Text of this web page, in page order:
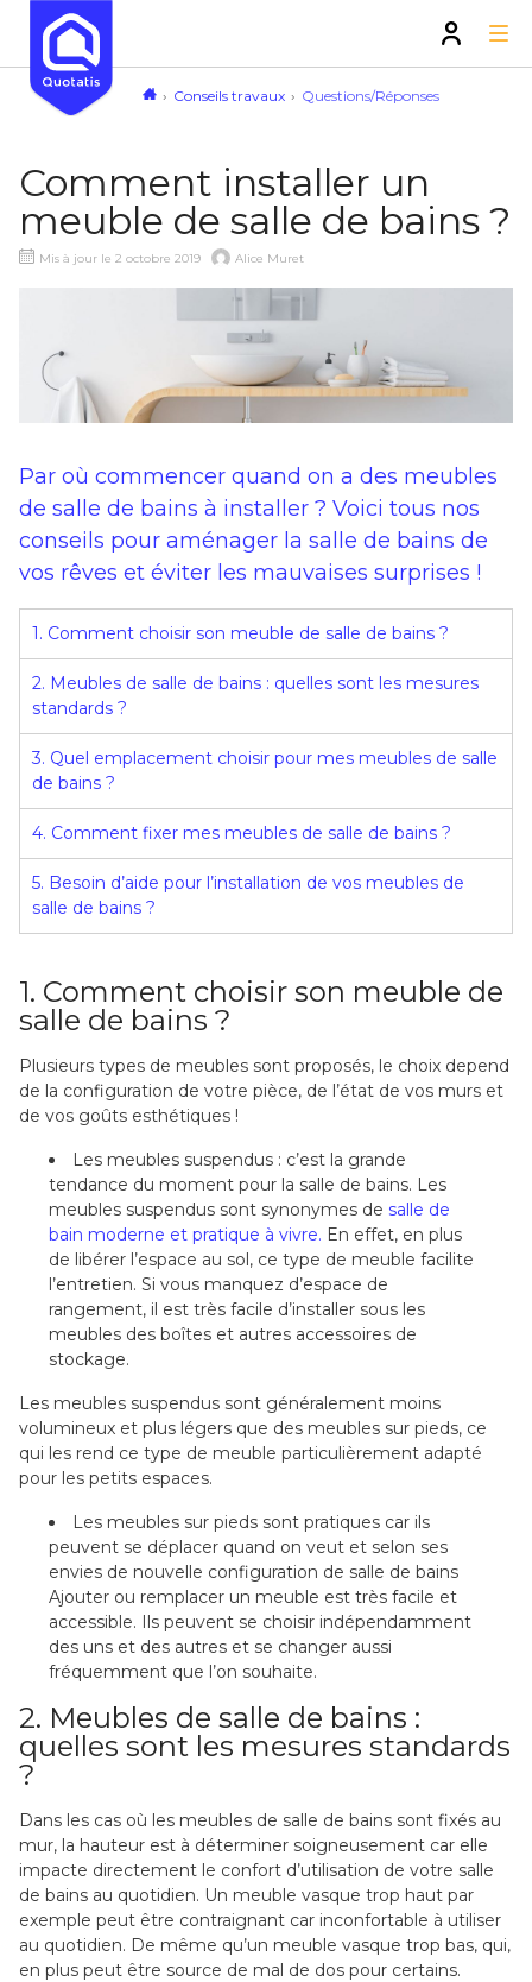
Conseils travaux Questions/Réponses
Comment installer un
meuble de salle de bains ?
Mis à jour le 2 octobre 2019 Alice Muret
Par où commencer quand on a des meubles
de salle de bains à installer ? Voici tous nos
conseils pour aménager la salle de bains de
vos rêves et éviter les mauvaises surprises !
1. Comment choisir son meuble de salle de bains ?
2. Meubles de salle de bains : quelles sont les mesures
standards ?
3. Quel emplacement choisir pour mes meubles de salle
de bains ?
4. Comment fixer mes meubles de salle de bains ?
5. Besoin d’aide pour l’installation de vos meubles de
salle de bains ?
1. Comment choisir son meuble de
salle de bains ?
Plusieurs types de meubles sont proposés, le choix depend
de la configuration de votre pièce, de l’état de vos murs et
de vos goûts esthétiques !
Les meubles suspendus : c’est la grande
tendance du moment pour la salle de bains. Les
meubles suspendus sont synonymes de salle de
bain moderne et pratique à vivre. En effet, en plus
de libérer l’espace au sol, ce type de meuble facilite
l’entretien. Si vous manquez d’espace de
rangement, il est très facile d’installer sous les
meubles des boîtes et autres accessoires de
stockage.
Les meubles suspendus sont généralement moins
volumineux et plus légers que des meubles sur pieds, ce
qui les rend ce type de meuble particulièrement adapté
pour les petits espaces.
Les meubles sur pieds sont pratiques car ils
peuvent se déplacer quand on veut et selon ses
envies de nouvelle configuration de salle de bains
Ajouter ou remplacer un meuble est très facile et
accessible. Ils peuvent se choisir indépendamment
des uns et des autres et se changer aussi
fréquemment que l’on souhaite.
2. Meubles de salle de bains :
quelles sont les mesures standards
?
Dans les cas où les meubles de salle de bains sont fixés au
mur, la hauteur est à déterminer soigneusement car elle
impacte directement le confort d’utilisation de votre salle
de bains au quotidien. Un meuble vasque trop haut par
exemple peut être contraignant car inconfortable à utiliser
au quotidien. De même qu’un meuble vasque trop bas, qui,
en plus peut être source de mal de dos pour certains.